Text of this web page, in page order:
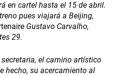
en cartel hasta el 15 de abril.
pues viajará a Beijing,
Gustavo Carvalho,
29.
el camino artístico
hecho, su acercamiento al